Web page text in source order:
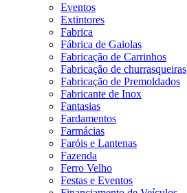
Eventos
Extintores
Fabrica
Fábrica de Gaiolas
Fabricação de Carrinhos
Fabricação de churrasqueiras
Fabricação de Premoldados
Fabricante de Inox
Fantasias
Fardamentos
Farmácias
Faróis e Lantenas
Fazenda
Ferro Velho
Festas e Eventos